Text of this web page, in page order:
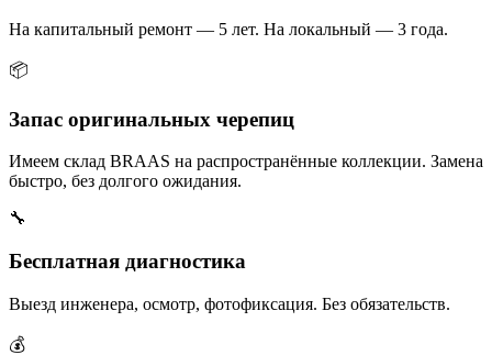
На капитальный ремонт — 5 лет. На локальный — 3 года.
📦
Запас оригинальных черепиц
Имеем склад BRAAS на распространённые коллекции. Замена
быстро, без долгого ожидания.
🔧
Бесплатная диагностика
Выезд инженера, осмотр, фотофиксация. Без обязательств.
💰